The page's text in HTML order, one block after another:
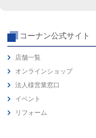
コーナン公式サイト
店舗一覧
オンラインショップ
法人様営業窓口
イベント
リフォーム